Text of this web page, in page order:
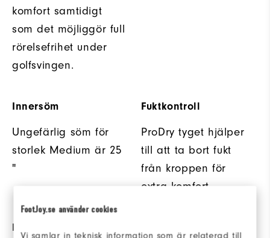
FootJoy.se använder cookies
Vi samlar in teknisk information som är relaterad till
komfort samtidigt
som det möjliggör full
rörelsefrihet under
golfsvingen.
Innersöm
Ungefärlig söm för
storlek Medium är 25
"
Fuktkontroll
ProDry tyget hjälper
till att ta bort fukt
från kroppen för
extra komfort.
MID-RISE PASSFORM